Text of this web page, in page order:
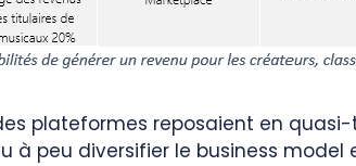
plateformes reposaient en
à peu diversifier le business